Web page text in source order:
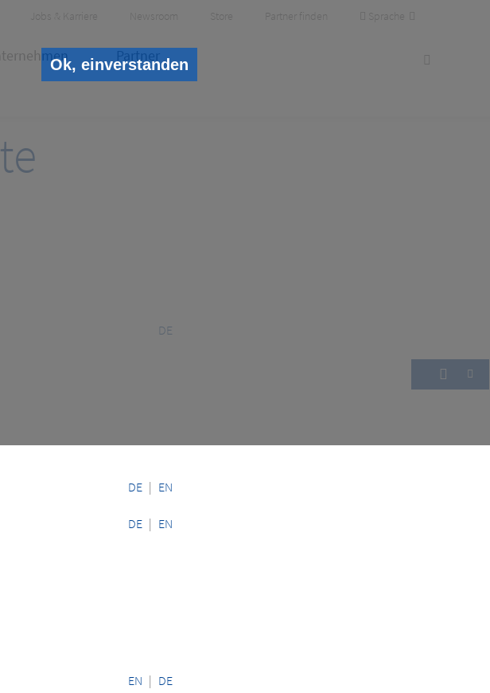
Ok, einverstanden
Jobs & Karriere Newsroom Store Partner finden Sprache
Partner
DE
DE | EN
DE | EN
EN | DE